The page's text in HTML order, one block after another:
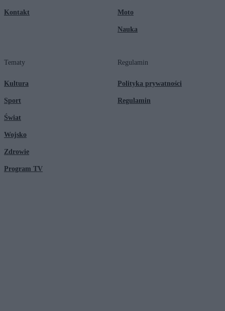
Kontakt Moto
Nauka
Tematy
Kultura
Sport
Świat
Wojsko
Zdrowie
Program TV
Regulamin
Polityka prywatności
Regulamin